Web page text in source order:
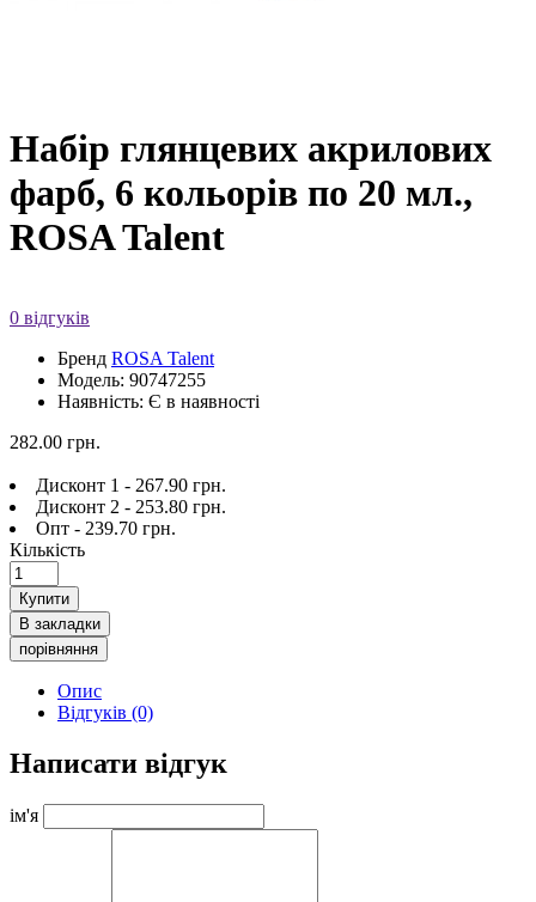
Набір глянцевих акрилових
фарб, 6 кольорів по 20 мл.,
ROSA Talent
0 відгуків
Бренд ROSA Talent
Модель: 90747255
Наявність: Є в наявності
282.00 грн.
Дисконт 1 - 267.90 грн.
Дисконт 2 - 253.80 грн.
Опт - 239.70 грн.
Кількість
Купити
В закладки
порівняння
Опис
Відгуків (0)
Написати відгук
ім'я